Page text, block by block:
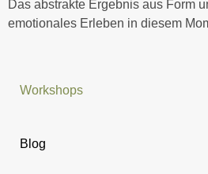
Das abstrakte Ergebnis aus Form
emotionales Erleben in diesem
Workshops
Blog